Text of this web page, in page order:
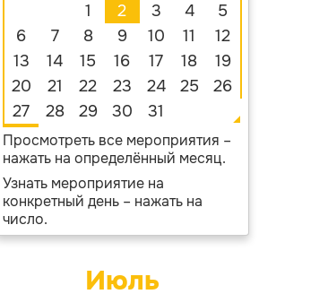
1
2 3 4
5
6
7 8 9 10 11
12
13
14 15 16 17 18
19
20
21 22 23 24 25
26
27
28 29 30 31
Просмотреть все мероприятия –
нажать на определённый месяц.
Узнать мероприятие на
конкретный день – нажать на
число.
Июль